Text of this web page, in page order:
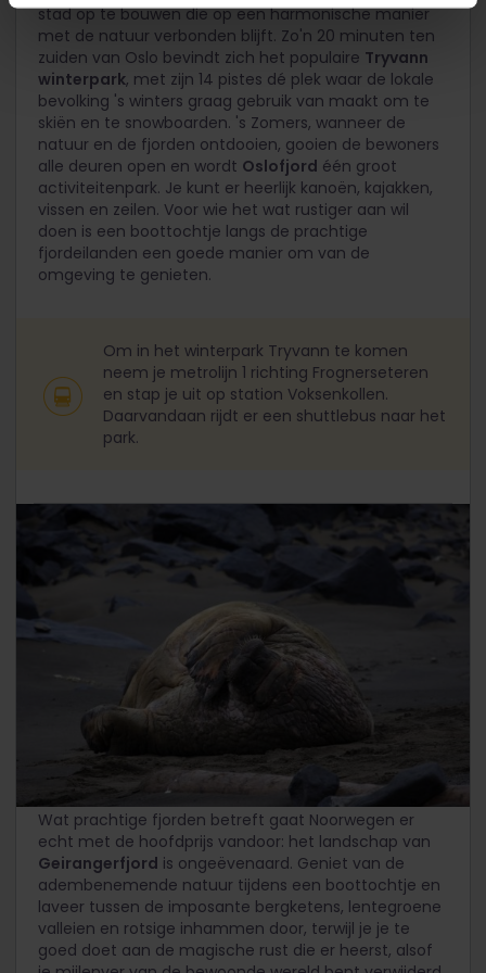
stad op te bouwen die op een harmonische manier
met de natuur verbonden blijft. Zo'n 20 minuten ten
zuiden van Oslo bevindt zich het populaire Tryvann
winterpark, met zijn 14 pistes dé plek waar de lokale
bevolking 's winters graag gebruik van maakt om te
skiën en te snowboarden. 's Zomers, wanneer de
natuur en de fjorden ontdooien, gooien de bewoners
alle deuren open en wordt Oslofjord één groot
activiteitenpark. Je kunt er heerlijk kanoën, kajakken,
vissen en zeilen. Voor wie het wat rustiger aan wil
doen is een boottochtje langs de prachtige
fjordeilanden een goede manier om van de
omgeving te genieten.
Om in het winterpark Tryvann te komen
neem je metrolijn 1 richting Frognerseteren
en stap je uit op station Voksenkollen.
Daarvandaan rijdt er een shuttlebus naar het
park.
Onwereldse natuur
Wat prachtige fjorden betreft gaat Noorwegen er
echt met de hoofdprijs vandoor: het landschap van
Geirangerfjord is ongeëvenaard. Geniet van de
adembenemende natuur tijdens een boottochtje en
laveer tussen de imposante bergketens, lentegroene
valleien en rotsige inhammen door, terwijl je je te
goed doet aan de magische rust die er heerst, alsof